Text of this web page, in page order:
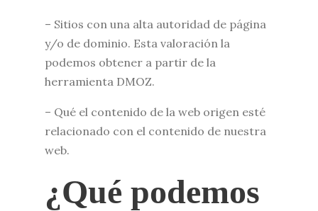
– Sitios con una alta autoridad de página
y/o de dominio. Esta valoración la
podemos obtener a partir de la
herramienta DMOZ.
– Qué el contenido de la web origen esté
relacionado con el contenido de nuestra
web.
¿Qué podemos